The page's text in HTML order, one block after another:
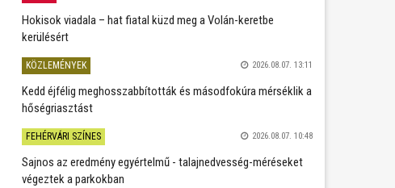
Hokisok viadala – hat fiatal küzd meg a Volán-keretbe
kerülésért
KÖZLEMÉNYEK 2026.08.07. 13:11
Kedd éjfélig meghosszabbították és másodfokúra mérséklik a
hőségriasztást
FEHÉRVÁRI SZÍNES 2026.08.07. 10:48
Sajnos az eredmény egyértelmű - talajnedvesség-méréseket
végeztek a parkokban